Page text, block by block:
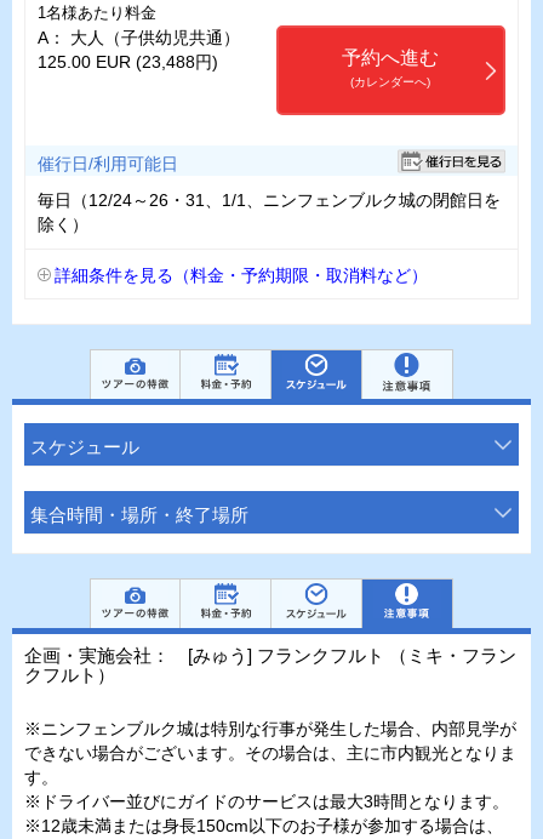
1名様あたり料金
A： 大人（子供幼児共通）
125.00 EUR (23,488円)
予約へ進む
(カレンダーへ)
催行日/利用可能日
毎日（12/24～26・31、1/1、ニンフェンブルク城の閉館日を
除く）
詳細条件を見る（料金・予約期限・取消料など）
スケジュール
集合時間・場所・終了場所
企画・実施会社： [みゅう] フランクフルト （ミキ・フラン
クフルト）
※ニンフェンブルク城は特別な行事が発生した場合、内部見学が
できない場合がございます。その場合は、主に市内観光となりま
す。
※ドライバー並びにガイドのサービスは最大3時間となります。
※12歳未満または身長150cm以下のお子様が参加する場合は、